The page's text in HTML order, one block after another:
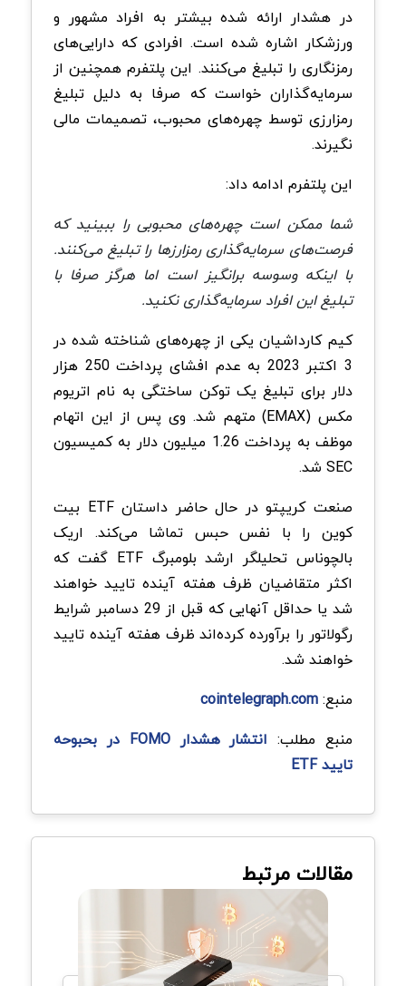
در هشدار ارائه شده بیشتر به افراد مشهور و
ورزشکار اشاره شده است. افرادی که دارایی‌های
رمزنگاری را تبلیغ می‌کنند. این پلتفرم همچنین از
سرمایه‌گذاران خواست که صرفا به دلیل تبلیغ
رمزارزی توسط چهره‌های محبوب، تصمیمات مالی
نگیرند.
این پلتفرم ادامه داد:
شما ممکن است چهره‌های محبوبی را ببینید که
فرصت‌های سرمایه‌گذاری رمزارزها را تبلیغ می‌کنند.
با اینکه وسوسه برانگیز است اما هرگز صرفا با
تبلیغ این افراد سرمایه‌گذاری نکنید.
کیم کارداشیان یکی از چهره‌های شناخته شده در
3 اکتبر 2023 به عدم افشای پرداخت 250 هزار
دلار برای تبلیغ یک توکن ساختگی به نام اتریوم
مکس (EMAX) متهم شد. وی پس از این اتهام
موظف به پرداخت 1.26 میلیون دلار به کمیسیون
SEC شد.
صنعت کریپتو در حال حاضر داستان ETF بیت
کوین را با نفس حبس تماشا می‌کند. اریک
بالچوناس تحلیلگر ارشد بلومبرگ ETF گفت که
اکثر متقاضیان ظرف هفته آینده تایید خواهند
شد یا حداقل آنهایی که قبل از 29 دسامبر شرایط
رگولاتور را برآورده کرده‌اند ظرف هفته آینده تایید
خواهند شد.
منبع:cointelegraph.com
منبع مطلب:
انتشار هشدار FOMO در بحبوحه
تایید ETF
مقالات مرتبط